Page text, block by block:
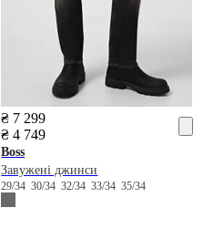
₴ 7 299
₴ 4 749
Boss
Завужені джинси
29/3430/3432/3433/3435/34